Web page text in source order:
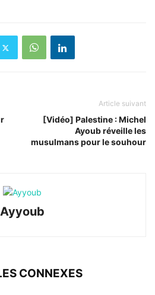
Article suivant
[Vidéo] Palestine : Michel
Ayoub réveille les
musulmans pour le souhour
Ayyoub
CONNEXES